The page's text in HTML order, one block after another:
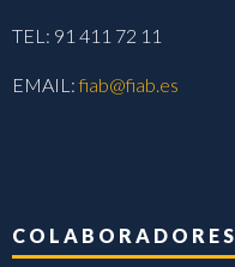
TEL: 91 411 72 11
EMAIL:fiab@fiab.es
COLABORADORES